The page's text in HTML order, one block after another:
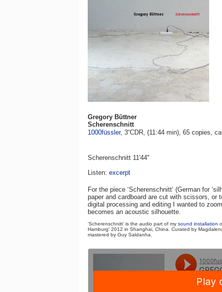
Gregory Büttner
Scherenschnitt
1000füssler, 3“CDR, (11:44 min), 65 copies,
Scherenschnitt 11'44''
Listen: excerpt
For the piece ‘Scherenschnitt‘ (German for
paper and cardboard are cut with scissors,
digital processing and editing I wanted to
becomes an acoustic silhouette.
‘Scherenschnitt‘ is the audio part of my sound installation
Hamburg‘ 2012 in Shanghai, China. Curated by
mastered by Guy Saldanha.